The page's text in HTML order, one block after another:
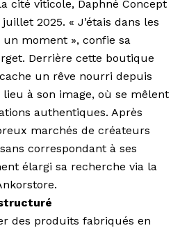
cité viticole, Daphné Concept
2025. « J’étais dans les
moment », confie sa
Derrière cette boutique
un rêve nourri depuis
à son image, où se mêlent
authentiques. Après
marchés de créateurs
correspondant à ses
élargi sa recherche via la
des produits fabriqués en